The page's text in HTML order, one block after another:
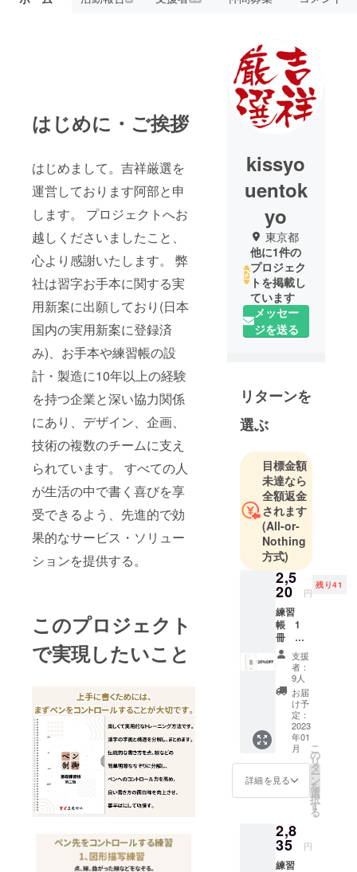
はじめに・ご挨拶
はじめまして。吉祥厳選を
運営しております阿部と申
します。 プロジェクトへお
越しくださいましたこと、
心より感謝いたします。 弊
社は習字お手本に関する実
用新案に出願しており(日本
国内の実用新案に登録済
み)、お手本や練習帳の設
計・製造に10年以上の経験
を持つ企業と深い協力関係
にあり、デザイン、企画、
技術の複数のチームに支え
られています。 すべての人
が生活の中で書く喜びを享
受できるよう、先進的で効
果的なサービス・ソリュー
ションを提供する。
このプロジェクト
で実現したいこと
kissyo
uentok
yo
東京都
他に1件の
プロジェク
トを掲載し
ています
メッセー
ジを送る
リターンを
選ぶ
目標金額
未達なら
全額返金
されます
(All-or-
Nothing
方式)
2,5
20 円
残り41
練習
帳 1
冊
20％
OFF支援
者：
9人
お届
け予
定：
2023
年01
月
詳細を見る
こ
の
リ
タ
ー
ン
を
選
択
す
る
2,8
35 円
練習